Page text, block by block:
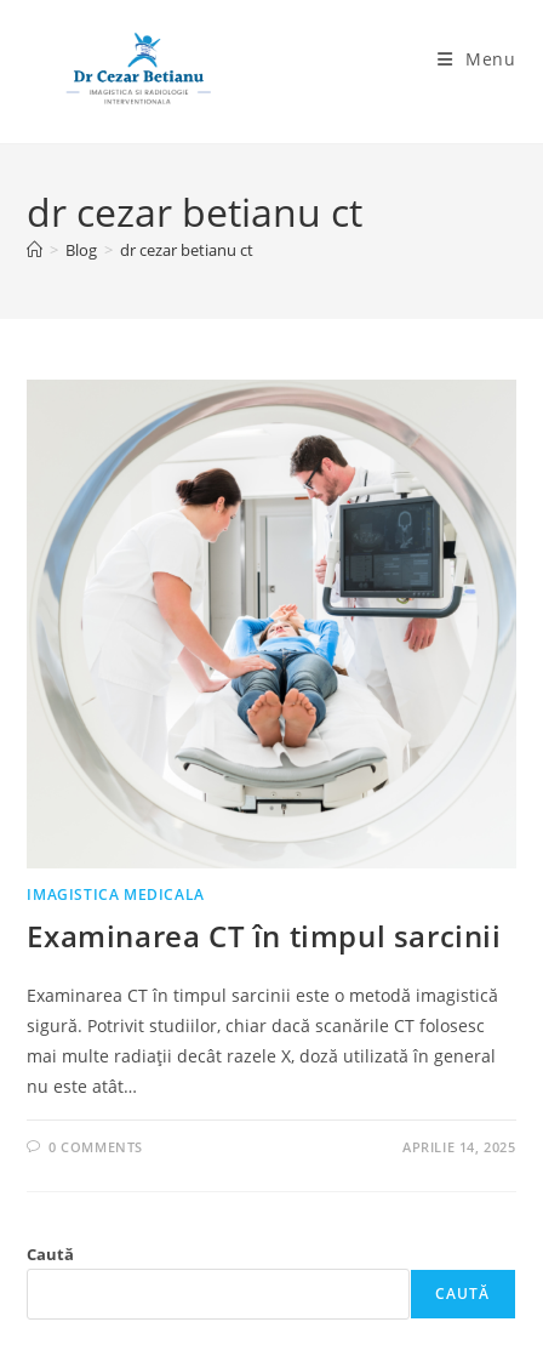
Menu
dr cezar betianu ct
> Blog > dr cezar betianu ct
IMAGISTICA MEDICALA
Examinarea CT în timpul sarcinii
Examinarea CT în timpul sarcinii este o metodă imagistică
sigură. Potrivit studiilor, chiar dacă scanările CT folosesc
mai multe radiații decât razele X, doză utilizată în general
nu este atât…
0 COMMENTS APRILIE 14, 2025
Caută
CAUTĂ